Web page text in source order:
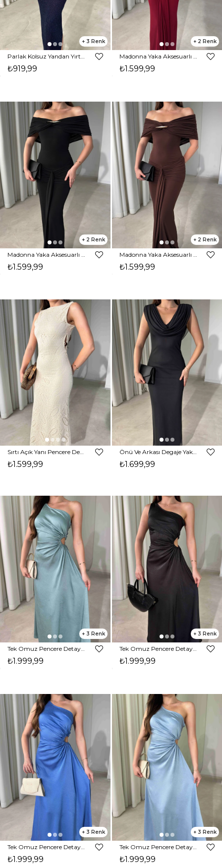
3
₺919,99
2
₺1.599,99
2
₺1.599,99
2
₺1.599,99
Sırtı Açık Yanı Pencere Detaylı Maxi Boy Rio Kadın Elbise 26Y477
₺1.599,99
Önü Ve Arkası Degaje Yaka Maxi Boy Siyah Adella Kadın Elbise 26Y475
₺1.699,99
3
Tek Omuz Pencere Detaylı Maxi Boy Mint Reyna Kadın Elbise 26Y474
₺1.999,99
3
Tek Omuz Pencere Detaylı Maxi Boy Siyah Reyna Kadın Elbise 26Y474
₺1.999,99
3
Tek Omuz Pencere Detaylı Maxi Boy Mavi Reyna Kadın Elbise 26Y474
₺1.999,99
3
Tek Omuz Pencere Detaylı Maxi Boy Bebe Mavisi Reyna Kadın Elbise 26Y474
₺1.999,99